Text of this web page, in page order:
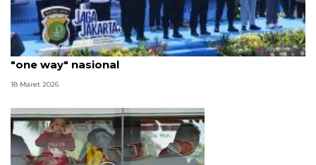
Hadiri mudik gratis, Kakorlantas beberkan soal
"one way" nasional
18 Maret 2026